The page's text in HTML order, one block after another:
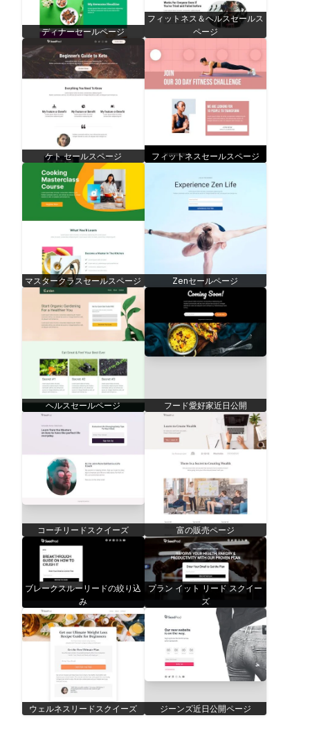
ディナーセールページ
フィットネス＆ヘルスセールス
ページ
ケト セールスページ フィットネスセールスページ
マスタークラスセールスページ Zenセールページ
ヘルスセールページ フード愛好家近日公開
コーチリードスクイーズ 富の販売ページ
ブレークスルーリードの絞り込
み
プラン イット リード スクイー
ズ
ウェルネスリードスクイーズ ジーンズ近日公開ページ